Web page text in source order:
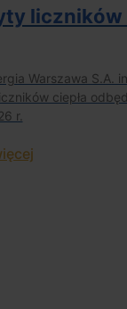
liczników
Warszawa S.A.
ciepła
r.